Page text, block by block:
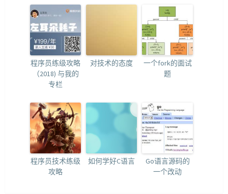
程序员练级攻略
（2018) 与我的
专栏
对技术的态度
一个fork的面试
题
程序员技术练级
攻略
如何学好C语言
Go语言源码的
一个改动